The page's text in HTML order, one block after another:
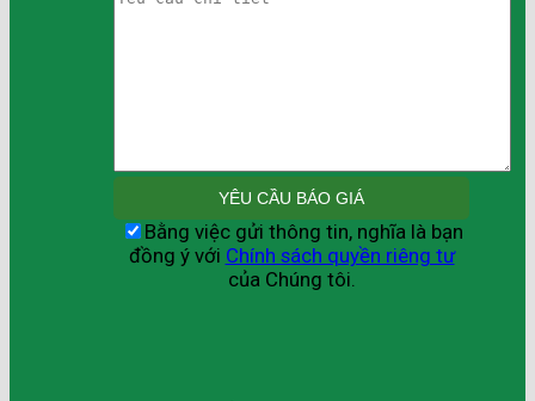
Bằng việc gửi thông tin, nghĩa là bạn
đồng ý với Chính sách quyền riêng tư
của Chúng tôi.